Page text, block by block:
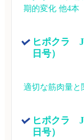
期的変化 他4本
ヒポクラ　
日号）
適切な筋肉量と
ヒポクラ　
日号）